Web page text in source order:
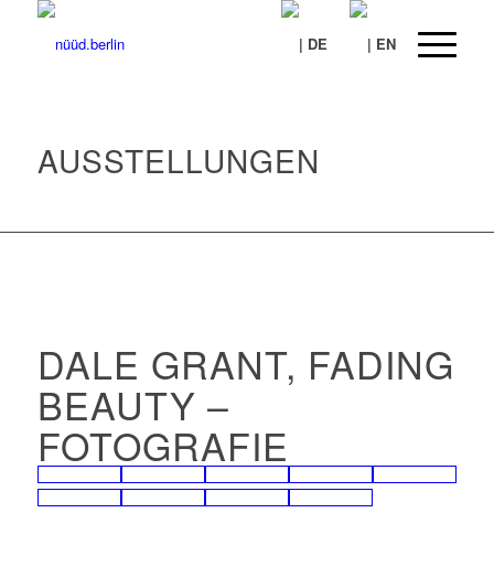
AUSSTELLUNGEN
DALE GRANT, FADING
BEAUTY –
FOTOGRAFIE